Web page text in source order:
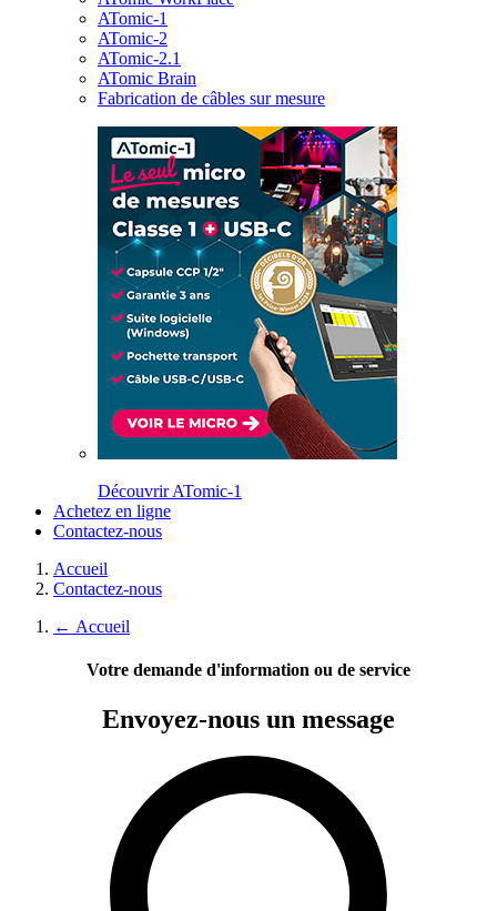
ATomic-1
ATomic-2
ATomic-2.1
ATomic Brain
Fabrication de câbles sur mesure
Découvrir ATomic-1
Achetez en ligne
Contactez-nous
Accueil
Contactez-nous
← Accueil
Votre demande d'information ou de service
Envoyez-nous un message